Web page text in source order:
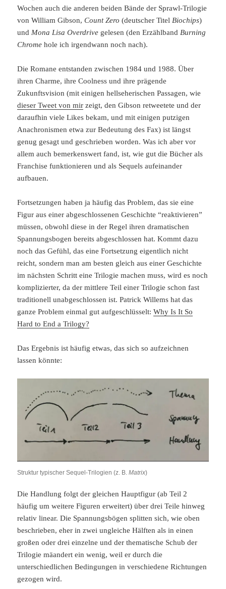
Wochen auch die anderen beiden Bände der Sprawl-Trilogie
von William Gibson,Count Zero (deutscher Titel Biochips)
und Mona Lisa Overdrive gelesen (den Erzählband Burning
Chrome hole ich irgendwann noch nach).
Die Romane entstanden zwischen 1984 und 1988. Über
ihren Charme, ihre Coolness und ihre prägende
Zukunftsvision (mit einigen hellseherischen Passagen, wie
dieser Tweet von mir zeigt, den Gibson retweetete und der
daraufhin viele Likes bekam, und mit einigen putzigen
Anachronismen etwa zur Bedeutung des Fax) ist längst
genug gesagt und geschrieben worden. Was ich aber vor
allem auch bemerkenswert fand, ist, wie gut die Bücher als
Franchise funktionieren und als Sequels aufeinander
aufbauen.
Fortsetzungen haben ja häufig das Problem, das sie eine
Figur aus einer abgeschlossenen Geschichte “reaktivieren”
müssen, obwohl diese in der Regel ihren dramatischen
Spannungsbogen bereits abgeschlossen hat. Kommt dazu
noch das Gefühl, das eine Fortsetzung eigentlich nicht
reicht, sondern man am besten gleich aus einer Geschichte
im nächsten Schritt eine Trilogie machen muss, wird es noch
komplizierter, da der mittlere Teil einer Trilogie schon fast
traditionell unabgeschlossen ist. Patrick Willems hat das
ganze Problem einmal gut aufgeschlüsselt:Why Is It So
Hard to End a Trilogy?
Das Ergebnis ist häufig etwas, das sich so aufzeichnen
lassen könnte:
Struktur typischer Sequel-Trilogien (z. B.Matrix)
Die Handlung folgt der gleichen Hauptfigur (ab Teil 2
häufig um weitere Figuren erweitert) über drei Teile hinweg
relativ linear. Die Spannungsbögen splitten sich, wie oben
beschrieben, eher in zwei ungleiche Hälften als in einen
großen oder drei einzelne und der thematische Schub der
Trilogie mäandert ein wenig, weil er durch die
unterschiedlichen Bedingungen in verschiedene Richtungen
gezogen wird.